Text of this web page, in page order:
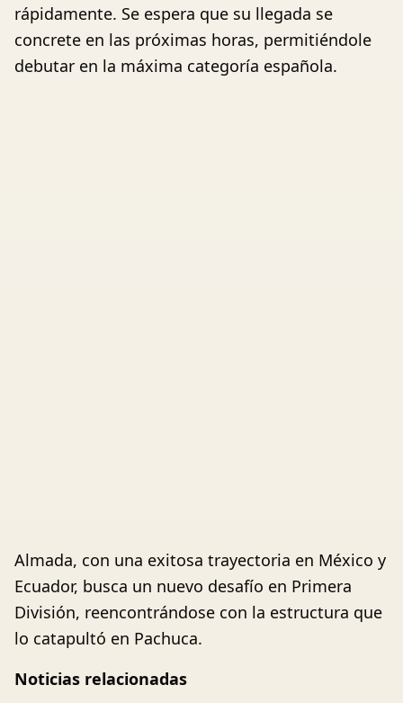
rápidamente. Se espera que su llegada se
concrete en las próximas horas, permitiéndole
debutar en la máxima categoría española.
Almada, con una exitosa trayectoria en México y
Ecuador, busca un nuevo desafío en Primera
División, reencontrándose con la estructura que
lo catapultó en Pachuca.
Noticias relacionadas